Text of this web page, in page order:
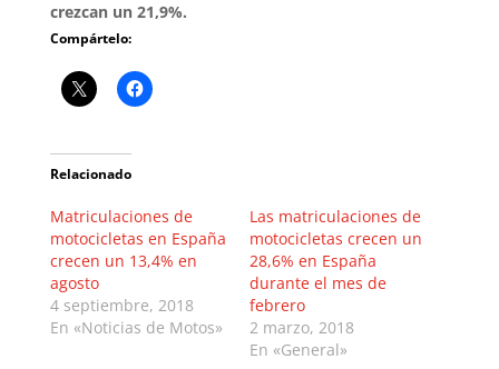
crezcan un 21,9%.
Compártelo:
Relacionado
Matriculaciones de
motocicletas en España
crecen un 13,4% en
agosto
4 septiembre, 2018
En «Noticias de Motos»
Las matriculaciones de
motocicletas crecen un
28,6% en España
durante el mes de
febrero
2 marzo, 2018
En «General»